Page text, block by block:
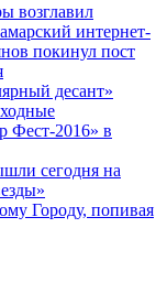
возглавил
интернет-
покинул пост
десант»
Фест-2016» в
сегодня на
Городу, попивая